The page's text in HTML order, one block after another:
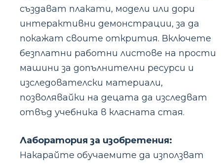
създават плакати, модели или дори
интерактивни демонстрации, за да
покажат своите открития. Включете
безплатни работни листове на прости
машини за допълнителни ресурси и
изследователски материали,
позволявайки на децата да изследват
отвъд учебника в класната стая.
Лаборатория за изобретения:
Накарайте обучаемите да използват